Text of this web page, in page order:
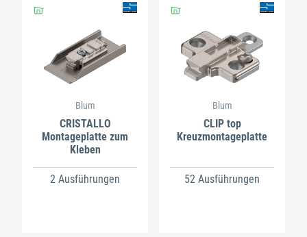
Blum
CRISTALLO
Montageplatte zum
Kleben
2 Ausführungen
Blum
CLIP top
Kreuzmontageplatte
52 Ausführungen